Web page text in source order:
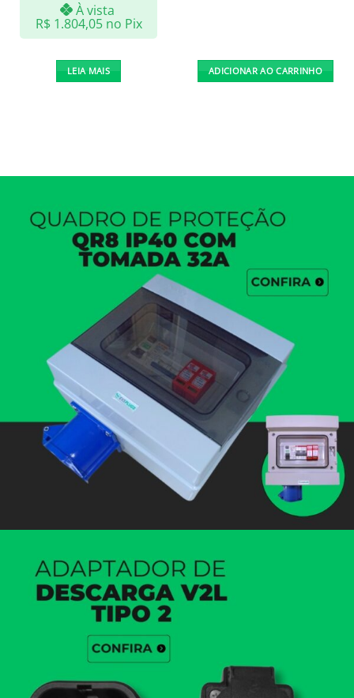
À vista
R$1.804,05 no Pix
LEIA MAIS ADICIONAR AO CARRINHO